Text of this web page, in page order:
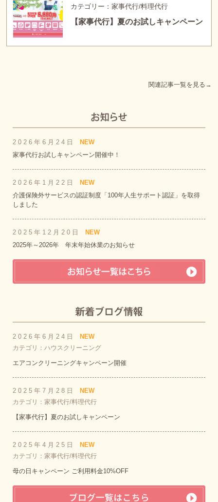
カテゴリー：家事代行/料理代行
【家事代行】夏のお試しキャンペーン
関連記事一覧を見る→
2026年6月24日
NEW
家事代行お試しキャンペーン開催中！
2026年1月22日
NEW
介護保険外サービスの認証制度「100年人生サポート認証」を取得
しました
2025年12月20日
NEW
2025年～2026年 年末年始休業のお知らせ
2026年6月24日
NEW
カテゴリ：ハウスクリーニング
エアコンクリーニングキャンペーン開催
2025年7月28日
NEW
カテゴリ：家事代行/料理代行
【家事代行】夏のお試しキャンペーン
2025年4月25日
NEW
カテゴリ：家事代行/料理代行
母の日キャンペーン ご利用料金10%OFF